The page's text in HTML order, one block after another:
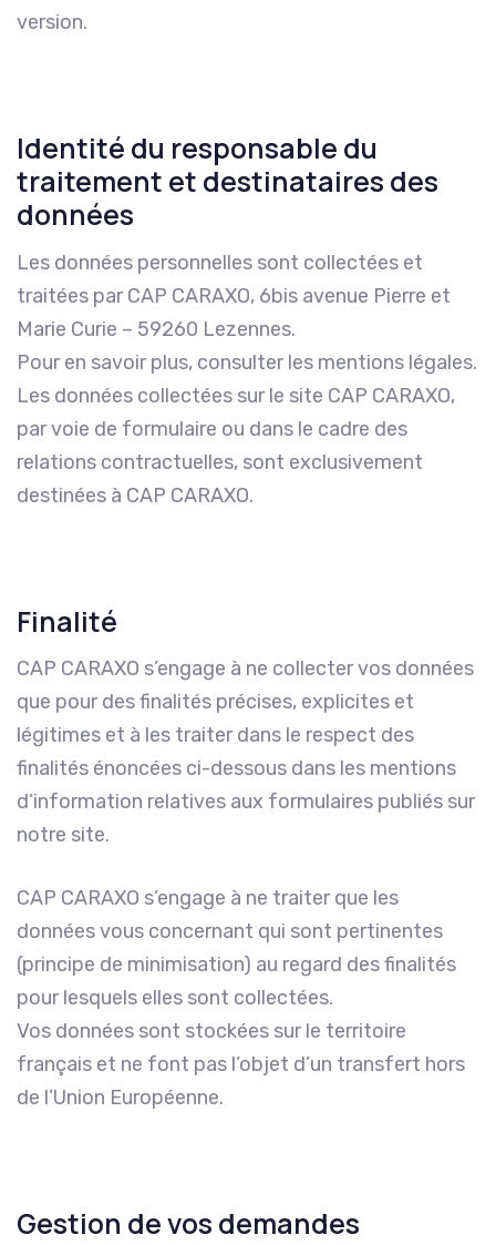
version.
Identité du responsable du
traitement et destinataires des
données
Les données personnelles sont collectées et
traitées par CAP CARAXO, 6bis avenue Pierre et
Marie Curie – 59260 Lezennes.
Pour en savoir plus, consulter les mentions légales.
Les données collectées sur le site CAP CARAXO,
par voie de formulaire ou dans le cadre des
relations contractuelles, sont exclusivement
destinées à CAP CARAXO.
Finalité
CAP CARAXO s’engage à ne collecter vos données
que pour des finalités précises, explicites et
légitimes et à les traiter dans le respect des
finalités énoncées ci-dessous dans les mentions
d’information relatives aux formulaires publiés sur
notre site.
CAP CARAXO s’engage à ne traiter que les
données vous concernant qui sont pertinentes
(principe de minimisation) au regard des finalités
pour lesquels elles sont collectées.
Vos données sont stockées sur le territoire
français et ne font pas l’objet d’un transfert hors
de l’Union Européenne.
Gestion de vos demandes